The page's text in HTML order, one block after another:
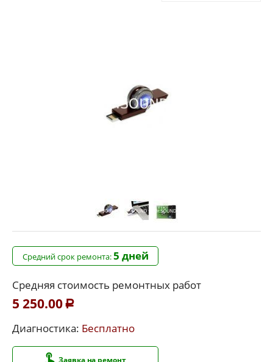
Средний срок ремонта:5 дней
Средняя стоимость ремонтных работ
5 250.00 Р
Диагностика: Бесплатно
Заявка на ремонт